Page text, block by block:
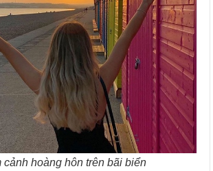
cảnh hoàng hôn trên bãi biển